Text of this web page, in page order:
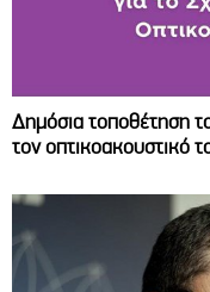
Δημόσια τοποθέτηση
τον οπτικοακουστικό